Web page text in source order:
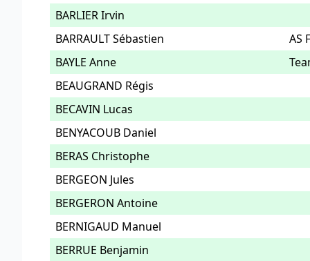
BARLIER Irvin
BARRAULT Sébastien
AS
BAYLE Anne
BEAUGRAND Régis
BECAVIN Lucas
BENYACOUB Daniel
BERAS Christophe
BERGEON Jules
BERGERON Antoine
BERNIGAUD Manuel
BERRUE Benjamin